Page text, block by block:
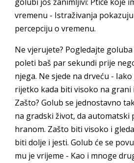
golubi još zanimljivi: Ptice koje
vremenu - Istraživanja
percepciju o vremenu.
Ne vjerujete? Pogledajte
poleti baš par sekundi prije
njega. Ne sjede na drveću -
rijetko kada biti visoko na grani
Zašto? Golub se jednostavno
na gradski život, da automatski
hranom. Zašto biti visoko i
biti dolje i jesti. Golub će se
mu je vrijeme - Kao i mnoge